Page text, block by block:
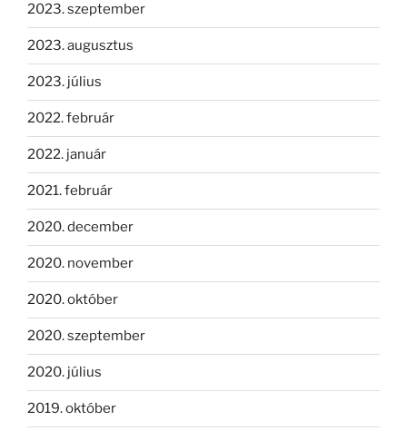
2023. szeptember
2023. augusztus
2023. július
2022. február
2022. január
2021. február
2020. december
2020. november
2020. október
2020. szeptember
2020. július
2019. október